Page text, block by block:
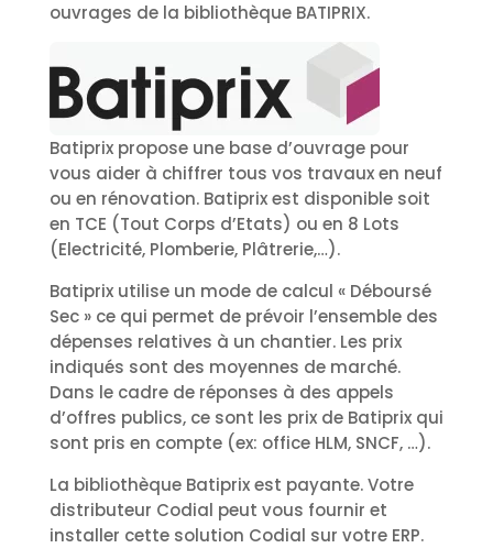
ouvrages de la bibliothèque BATIPRIX.
Batiprix propose une base d’ouvrage pour
vous aider à chiffrer tous vos travaux en neuf
ou en rénovation. Batiprix est disponible soit
en TCE (Tout Corps d’Etats) ou en 8 Lots
(Electricité, Plomberie, Plâtrerie,…).
Batiprix utilise un mode de calcul « Déboursé
Sec » ce qui permet de prévoir l’ensemble des
dépenses relatives à un chantier. Les prix
indiqués sont des moyennes de marché.
Dans le cadre de réponses à des appels
d’offres publics, ce sont les prix de Batiprix qui
sont pris en compte (ex: office HLM, SNCF, …).
La bibliothèque Batiprix est payante. Votre
distributeur Codial peut vous fournir et
installer cette solution Codial sur votre ERP.